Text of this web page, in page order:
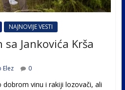
NAJNOVIJE VESTI
Jankovića Krša
Elez 0
vinu i rakiji lozovači, ali